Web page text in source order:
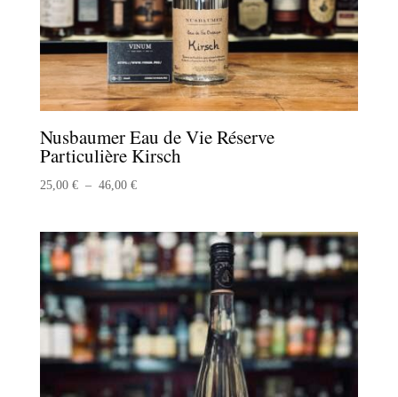
Nusbaumer Eau de Vie Réserve
Particulière Kirsch
25,00 € – 46,00 €Plage
25,00 €
à
46,00 €